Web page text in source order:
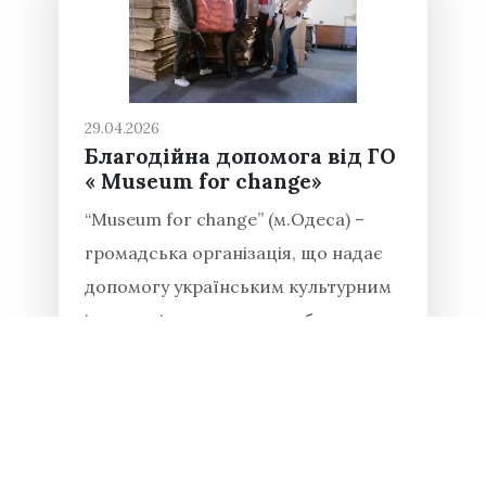
29.04.2026
Благодійна допомога від ГО
« Museum for change»
“Museum for change” (м.Одеса) –
громадська організація, що надає
допомогу українським культурним
інституціям в питаннях збереження